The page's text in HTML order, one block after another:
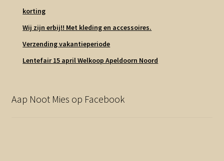
korting
Wij zijn erbij!! Met kleding en accessoires.
Verzending vakantieperiode
Lentefair 15 april Welkoop Apeldoorn Noord
Aap Noot Mies op Facebook